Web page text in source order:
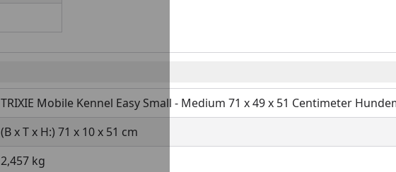
TRIXIE Mobile Kennel Easy Small - Medium 71 x 49 x 51 Centimeter
(B x T x H:) 71 x 10 x 51 cm
2,457 kg